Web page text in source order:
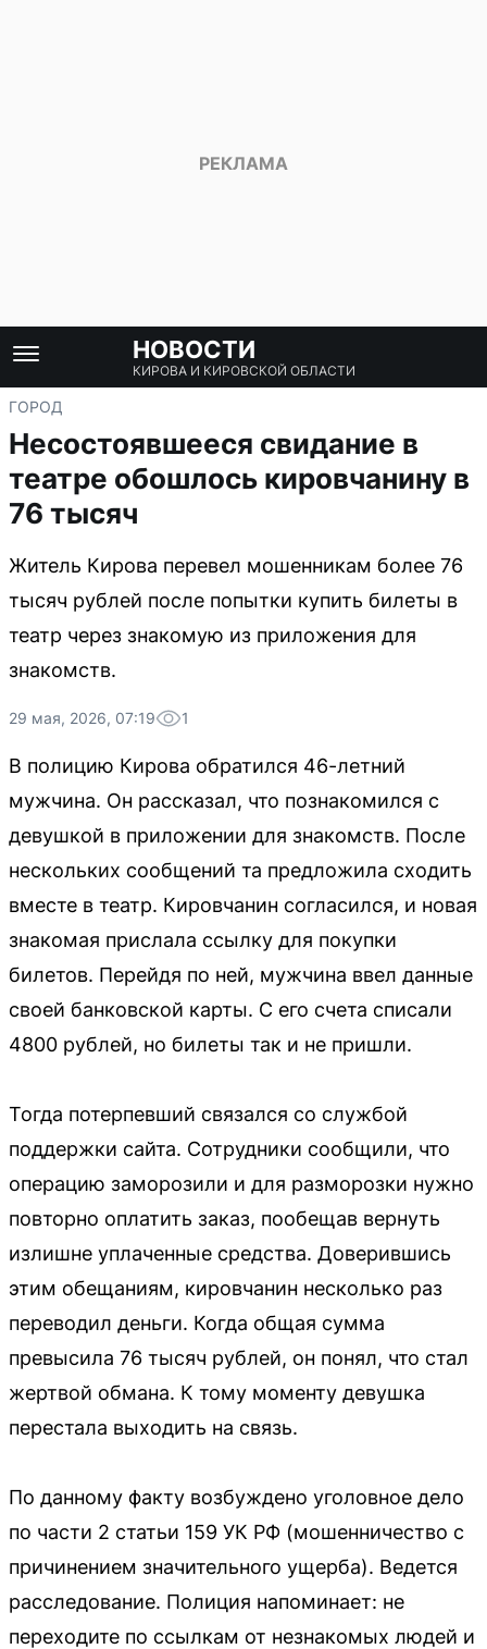
НОВОСТИ
КИРОВА И КИРОВСКОЙ ОБЛАСТИ
ГОРОД
Несостоявшееся свидание в
театре обошлось кировчанину в
76 тысяч
Житель Кирова перевел мошенникам более 76
тысяч рублей после попытки купить билеты в
театр через знакомую из приложения для
знакомств.
29 мая, 2026, 07:19 1
В полицию Кирова обратился 46-летний
мужчина. Он рассказал, что познакомился с
девушкой в приложении для знакомств. После
нескольких сообщений та предложила сходить
вместе в театр. Кировчанин согласился, и новая
знакомая прислала ссылку для покупки
билетов. Перейдя по ней, мужчина ввел данные
своей банковской карты. С его счета списали
4800 рублей, но билеты так и не пришли.
Тогда потерпевший связался со службой
поддержки сайта. Сотрудники сообщили, что
операцию заморозили и для разморозки нужно
повторно оплатить заказ, пообещав вернуть
излишне уплаченные средства. Доверившись
этим обещаниям, кировчанин несколько раз
переводил деньги. Когда общая сумма
превысила 76 тысяч рублей, он понял, что стал
жертвой обмана. К тому моменту девушка
перестала выходить на связь.
По данному факту возбуждено уголовное дело
по части 2 статьи 159 УК РФ (мошенничество с
причинением значительного ущерба). Ведется
расследование. Полиция напоминает: не
переходите по ссылкам от незнакомых людей и